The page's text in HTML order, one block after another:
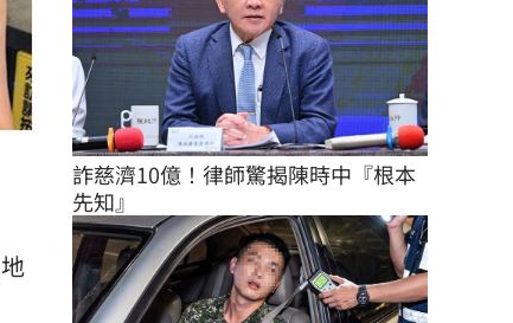
詐慈濟10億！律師驚揭陳時中『根本
先知』